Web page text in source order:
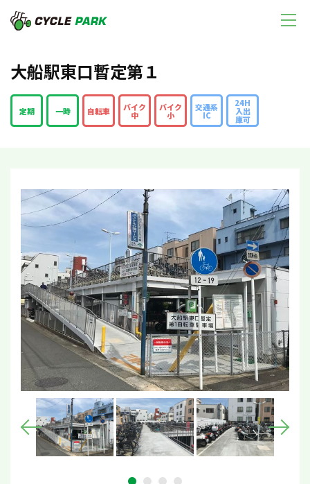
大船駅東口暫定第１
定期 一時 自転車 バイク
中
バイク
小
交通系
IC
24H
入出
庫可